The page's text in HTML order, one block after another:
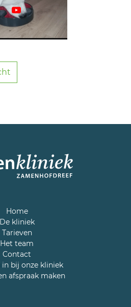
Home
De kliniek
Tarieven
Het team
Contact
bij onze kliniek
afspraak maken